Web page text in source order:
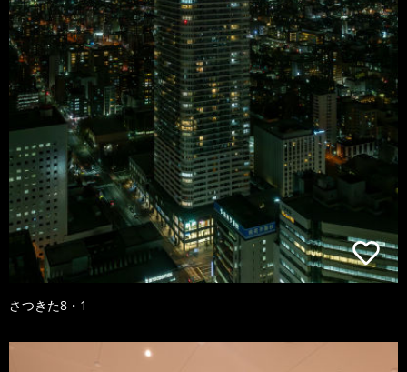
さつきた8・1